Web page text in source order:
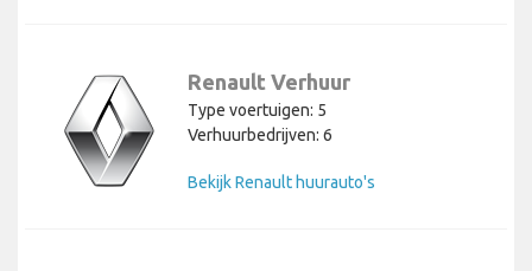
Renault Verhuur
Type voertuigen: 5
Verhuurbedrijven: 6
Bekijk Renault huurauto's